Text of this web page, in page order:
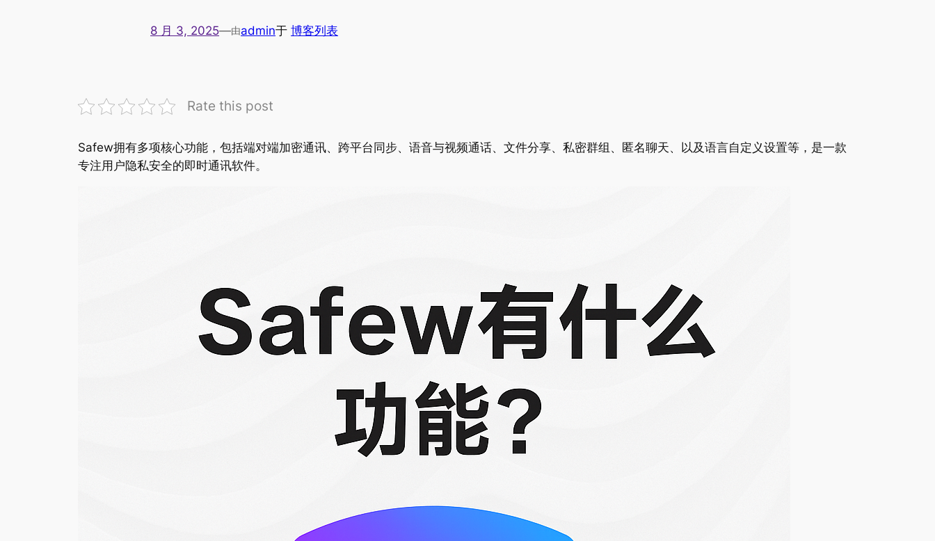
8 月 3, 2025—由admin于 博客列表
Rate this post
Safew拥有多项核心功能，包括端对端加密通讯、跨平台同步、语音与视频通话、文件分享、私密群组、匿名聊天、以及语言自定义设置等，是一款
专注用户隐私安全的即时通讯软件。